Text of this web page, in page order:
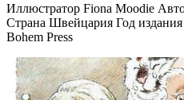
Иллюстратор Fiona Moodie
Страна Швейцария Год издания
Bohem Press